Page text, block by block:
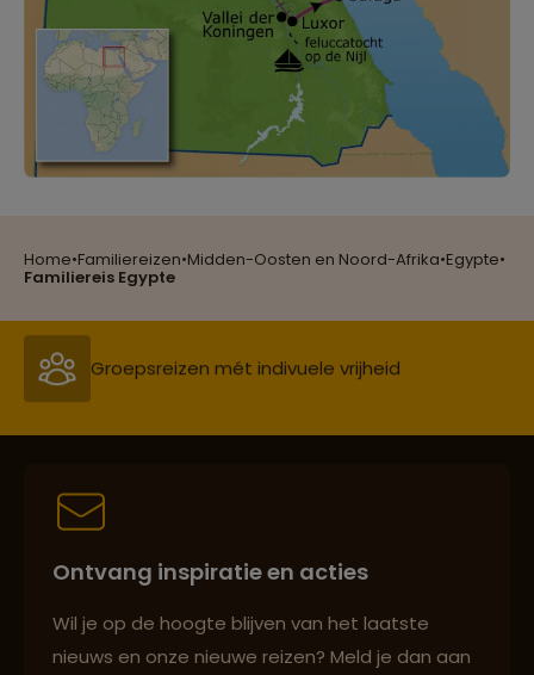
Home•Familiereizen•Midden-Oosten en Noord-Afrika•Egypte•
Familiereis Egypte
Reizen met oog voor mens, cultuur en milieu
Groepsreizen mét indivuele vrijheid
Persoonlijk en deskundig reisadvies
Best beoordeelde reisroutes
Ontvang inspiratie en acties
Wil je op de hoogte blijven van het laatste
nieuws en onze nieuwe reizen? Meld je dan aan